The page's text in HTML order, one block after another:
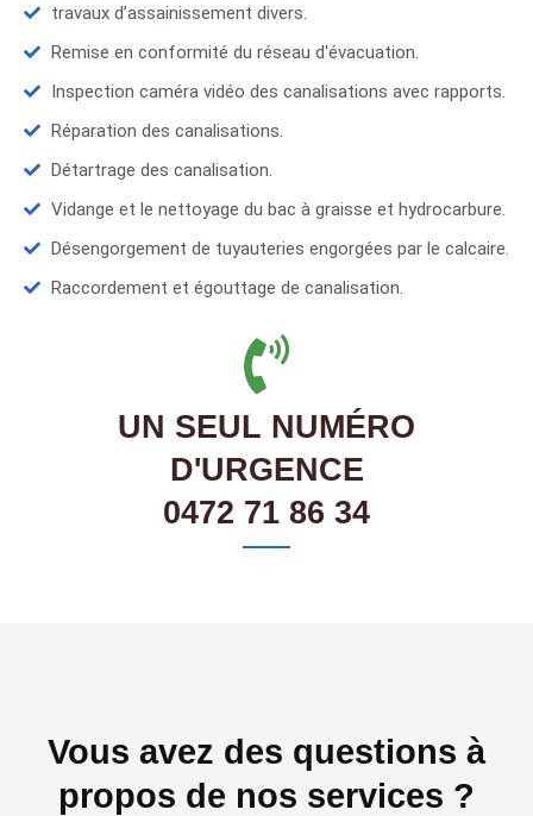
travaux d’assainissement divers.
Remise en conformité du réseau d'évacuation.
Inspection caméra vidéo des canalisations avec rapports.
Réparation des canalisations.
Détartrage des canalisation.
Vidange et le nettoyage du bac à graisse et hydrocarbure.
Désengorgement de tuyauteries engorgées par le calcaire.
Raccordement et égouttage de canalisation.
UN SEUL NUMÉRO
D'URGENCE
0472 71 86 34
Vous avez des questions à
propos de nos services ?